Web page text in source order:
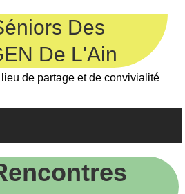
Des
De L'Ain
de partage et de convivialité